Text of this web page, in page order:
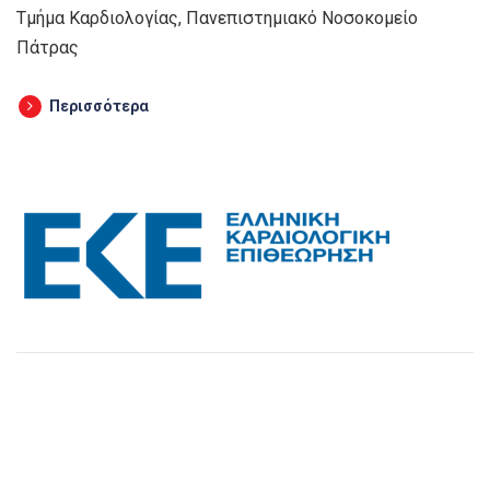
Τμήμα Καρδιολογίας, Πανεπιστημιακό Νοσοκομείο
Πάτρας
Περισσότερα